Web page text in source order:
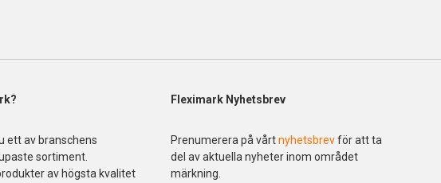
ett av branschens
sortiment.
av högsta kvalitet
Fleximark Nyhetsbrev
Prenumerera på vårtnyhetsbrevför att ta
del av aktuella nyheter inom området
märkning.